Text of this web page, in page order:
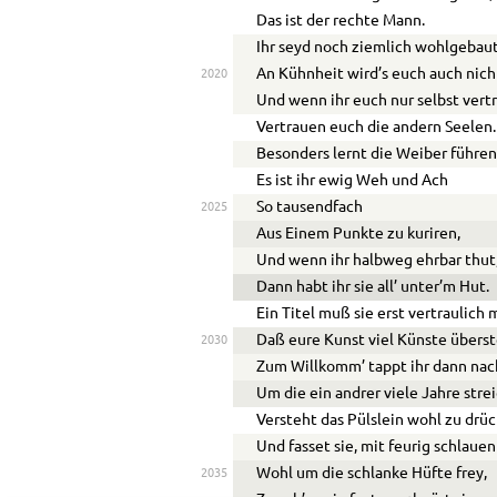
Das ist der rechte Mann.
Ihr seyd noch ziemlich
2020
An Kühnheit wird’s euch auch
Und wenn ihr euch nur selbst
Vertrauen euch die andern Seelen.
Besonders lernt die Weiber
Es ist ihr ewig Weh und Ach
2025
So tausendfach
Aus Einem Punkte zu kuriren,
Und wenn ihr halbweg ehrbar
Dann habt ihr sie all’ unter’m Hut.
Ein Titel muß sie erst vertraulich
2030
Daß eure Kunst viel Künste
Zum Willkomm’ tappt ihr dann
Um die ein andrer viele Jahre
Versteht das Pülslein wohl zu
Und fasset sie, mit feurig
2035
Wohl um die schlanke Hüfte frey,